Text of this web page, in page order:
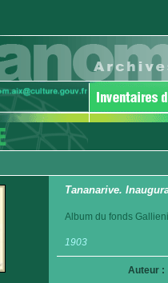
Tananarive.
Album du fonds
1903
Auteur :